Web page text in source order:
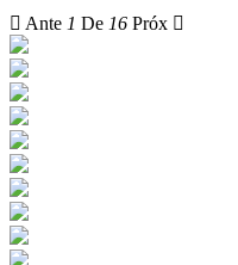
Ante 1 De 16 Próx